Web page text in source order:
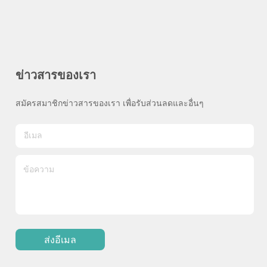
ข่าวสารของเรา
สมัครสมาชิกข่าวสารของเรา เพื่อรับส่วนลดและอื่นๆ
ส่งอีเมล